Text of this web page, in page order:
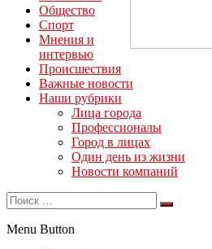
Общество
Спорт
Мнения и
интервью
Происшествия
Важные новости
Наши рубрики
Лица города
Профессионалы
Город в лицах
Один день из жизни
Новости компаний
Menu Button